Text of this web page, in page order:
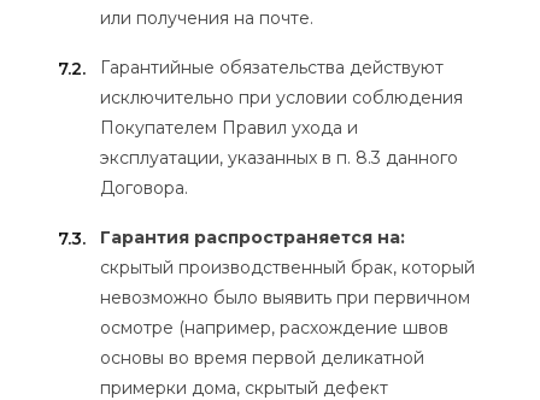
или получения на почте.
7.2.
Гарантийные обязательства действуют
исключительно при условии соблюдения
Покупателем Правил ухода и
эксплуатации, указанных в п. 8.3 данного
Договора.
7.3.
Гарантия распространяется на:
скрытый производственный брак, который
невозможно было выявить при первичном
осмотре (например, расхождение швов
основы во время первой деликатной
примерки дома, скрытый дефект